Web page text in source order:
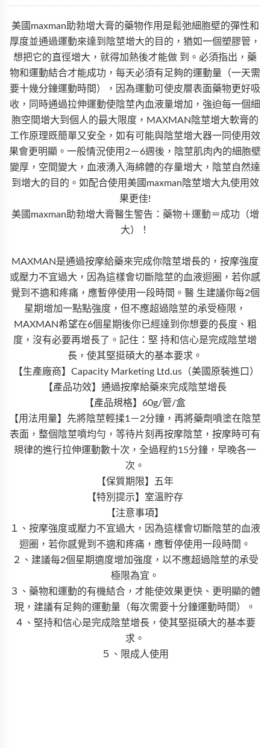
美國maxman助勃增大膏的藥物作用是鬆弛細胞壁的彈性和
厚度並通過運動來達到陰莖增大的目的，猶如一個塑膠管，
想把它的直徑增大，就得加熱後才能做 到。必須指出，藥
物和運動結合才能成功，每天必須有足夠的運動量（一天需
要十幾分鐘運動時間），因為運動可使皮層表面藥物更好吸
收，同時通過拉伸運動使陰莖內血液量增加，強迫每一個細
胞空間增大到個人的最大限度，MAXMAN陰莖增大軟膏的
工作原理既簡單又安全，如有可能與陰莖增大器一同使用效
果會更明顯。一般情況使用2－6週後，陰莖肌肉內的細胞壁
變厚，空間變大，血液湧入海綿體的存量增大，陰莖自然達
到增大的目的。如配合使用美國maxman陰莖增大丸使用效
果更佳!
美國maxman助勃增大膏醫生警告：藥物＋運動＝成功（增
大）！
MAXMAN是通過按摩給藥來完成你陰莖增長的，按摩強度
或壓力不宜過大，因為這樣會切斷陰莖的血液迴圈，若你感
覺到不適和疼痛，應暫停使用一段時間。醫 生建議你每2個
星期增加一點點強度，但不應超過陰莖的承受極限，
MAXMAN希望在6個星期後你已經達到你想要的長度、粗
度，沒有必要再增長了。記住：堅 持和信心是完成陰莖增
長，使其堅挺碩大的基本要求。
【生產廠商】Capacity Marketing Ltd.us（美國原裝進口）
【產品功效】通過按摩給藥來完成陰莖增長
【產品規格】60g/管/盒
【用法用量】先將陰莖輕揉1－2分鐘，再將藥劑噴塗在陰莖
表面，整個陰莖噴均勻，等待片刻再按摩陰莖，按摩時可有
規律的進行拉伸運動數十次，全過程約15分鐘，早晚各一
次。
【保質期限】五年
【特別提示】室溫貯存
【注意事項】
１、按摩強度或壓力不宜過大，因為這樣會切斷陰莖的血液
迴圈，若你感覺到不適和疼痛，應暫停使用一段時間。
２、建議每2個星期適度增加強度，以不應超過陰莖的承受
極限為宜。
３、藥物和運動的有機結合，才能使效果更快、更明顯的體
現，建議有足夠的運動量（每次需要十分鐘運動時間）。
４、堅持和信心是完成陰莖增長，使其堅挺碩大的基本要
求。
５、限成人使用